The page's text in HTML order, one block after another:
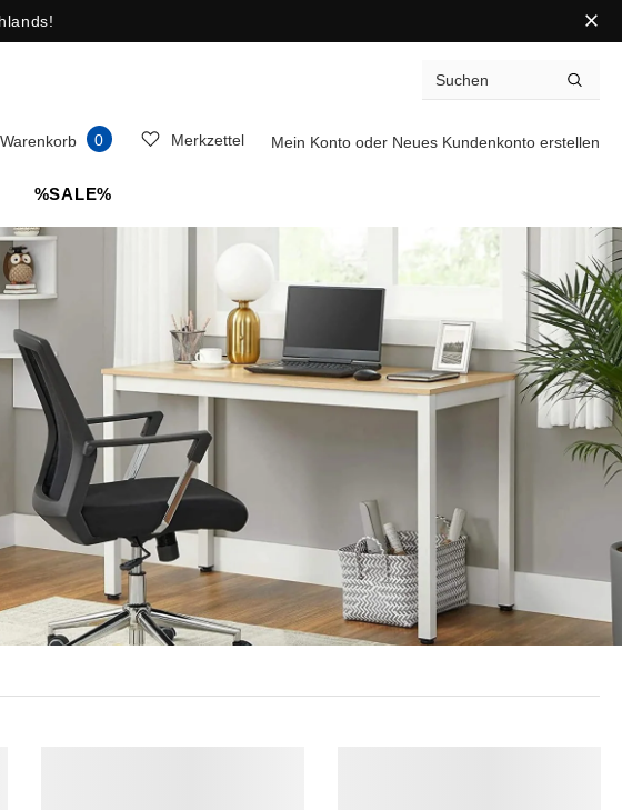
Warenkorb 0 Merkzettel Mein Konto oder Neues Kundenkonto erstellen
%SALE%